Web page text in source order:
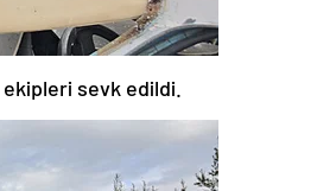
ekipleri sevk edildi.